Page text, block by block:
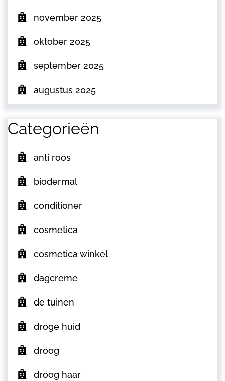
november 2025
oktober 2025
september 2025
augustus 2025
Categorieën
anti roos
biodermal
conditioner
cosmetica
cosmetica winkel
dagcreme
de tuinen
droge huid
droog
droog haar